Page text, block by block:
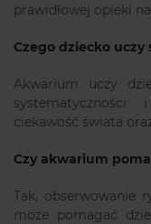
prawidłowej opieki
Czego dziecko
Akwarium uczy
ciekawość świata
Czy akwarium
Tak, obserwowanie
może pomagać